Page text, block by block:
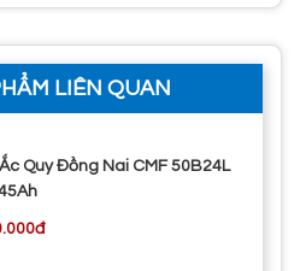
LIÊN QUAN
Quy Đồng Nai CMF 50B24L